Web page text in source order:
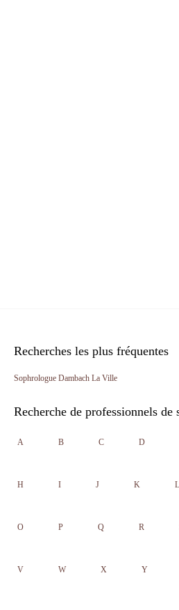
Recherches les plus fréquentes
Sophrologue Dambach La Ville
Recherche de professionnels de
A B C D
H I J K L
O P Q R
V W X Y